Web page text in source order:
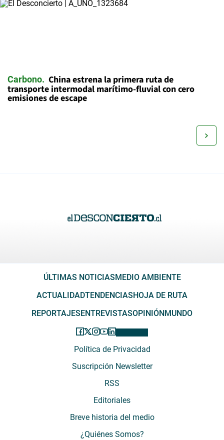
Carbono China estrena la primera ruta de
transporte intermodal marítimo-fluvial con cero
emisiones de escape
ÚLTIMAS NOTICIAS MEDIO AMBIENTE
ACTUALIDADTENDENCIAS HOJA DE RUTA
REPORTAJES ENTREVISTASOPINIÓN MUNDO
Política de Privacidad
Suscripción Newsletter
RSS
Editoriales
Breve historia del medio
¿Quiénes Somos?